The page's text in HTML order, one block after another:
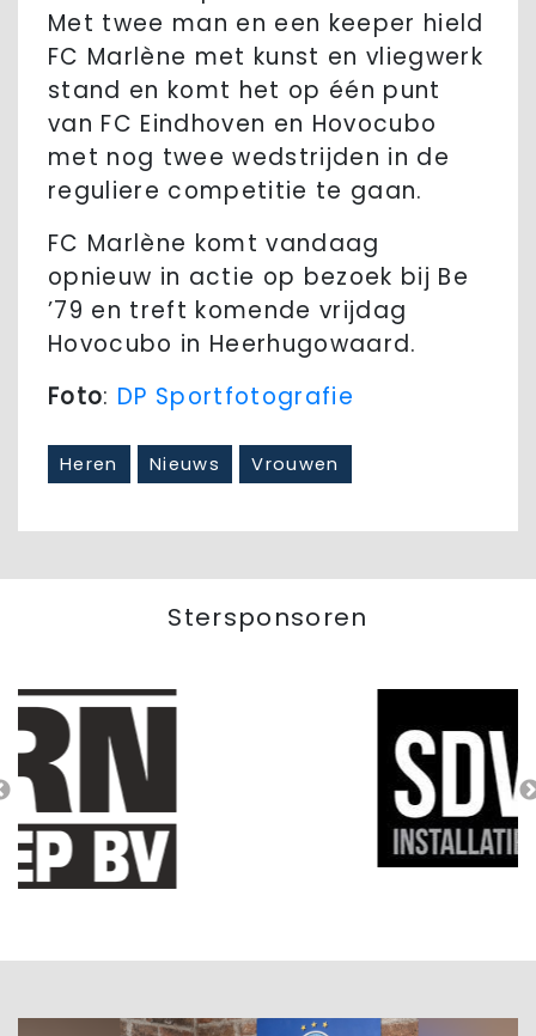
Met twee man en een keeper hield
FC Marlène met kunst en vliegwerk
stand en komt het op één punt
van FC Eindhoven en Hovocubo
met nog twee wedstrijden in de
reguliere competitie te gaan.
FC Marlène komt vandaag
opnieuw in actie op bezoek bij Be
’79 en treft komende vrijdag
Hovocubo in Heerhugowaard.
Foto: DP Sportfotografie
Heren Nieuws Vrouwen
Stersponsoren